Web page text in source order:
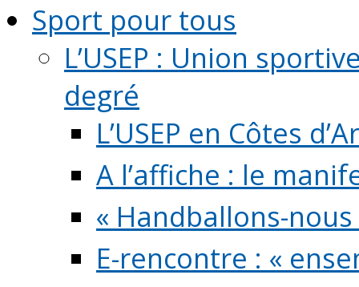
Sport pour tous
L’USEP : Union
degré
L’USEP en Côtes
A l’affiche : le
« Handballons-
E-rencontre : «